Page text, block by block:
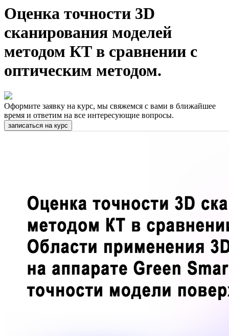
Оценка точности 3D
сканирования моделей
методом КТ в сравнении с
оптическим методом.
Оформите заявку на курс, мы свяжемся с вами в ближайшее
время и ответим на все интересующие вопросы.
записаться на курс